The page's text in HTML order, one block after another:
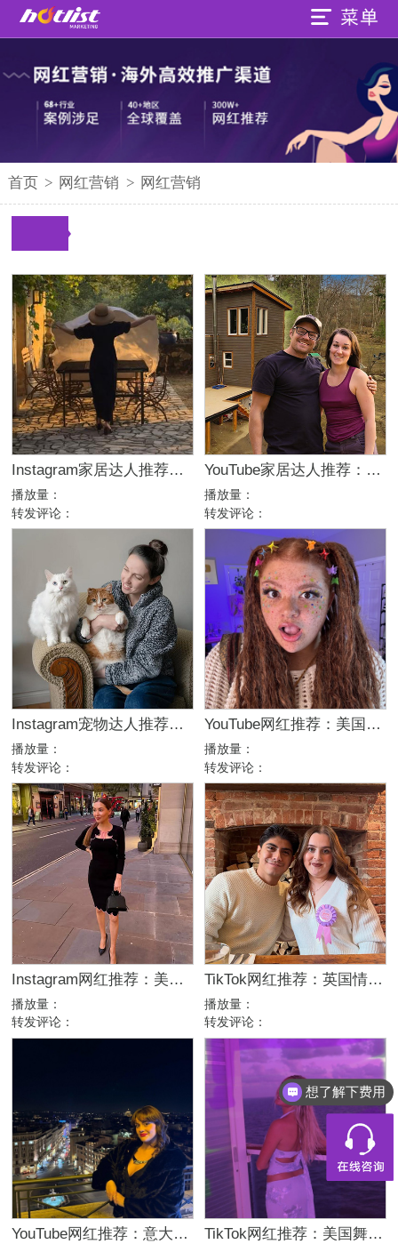
首页 > 网红营销 > 网红营销
Instagram家居达人推荐：法国庄园生活博主，高端品牌合作优选
播放量：
转发评论：
YouTube家居达人推荐：加拿大DIY建筑生活kol博主
播放量：
转发评论：
Instagram宠物达人推荐：加拿大猫咪生活博主，适合宠物品牌合作
播放量：
转发评论：
YouTube网红推荐：美国生活方式Vlog博主，200万粉家庭达人合作
播放量：
转发评论：
Instagram网红推荐：美国美妆护肤博主，46万粉幽默科普达人合作
播放量：
转发评论：
TikTok网红推荐：英国情侣生活旅行博主，互动挑战达人合作
播放量：
转发评论：
YouTube网红推荐：意大利家庭生活美妆护肤尾部博主 TikTok网红推荐：美国舞蹈美女娱乐达人资源
想了解下费用